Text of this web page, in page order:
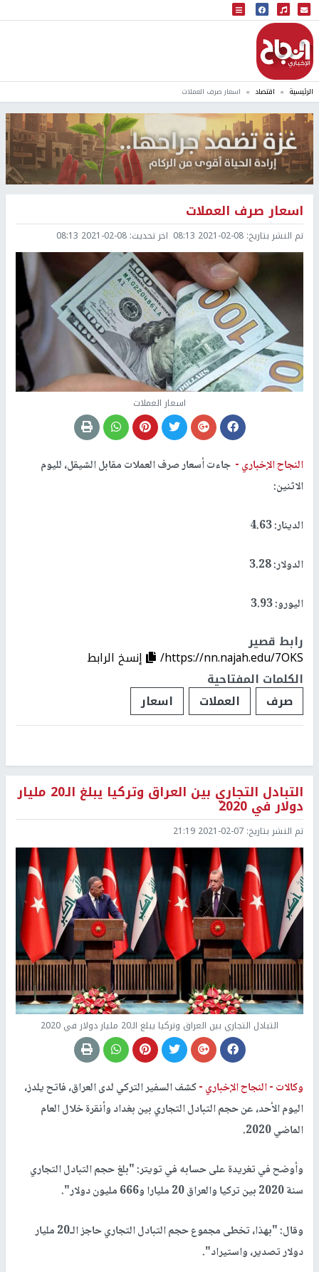
البث المباشر
إذاعة النجاح
الرئيسية اقتصاد اسعار صرف العملات
اسعار صرف العملات
تم النشر بتاريخ: 2021-02-08 08:13 اخر تحديث: 2021-02-08 08:13
اسعار العملات
النجاح الإخباري - جاءت أسعار صرف العملات مقابل الشيقل، لليوم
الاثنين:
الدينار: 4.63
الدولار: 3.28
اليورو: 3.93
رابط قصير
https://nn.najah.edu/7OKS/
إنسخ الرابط
الكلمات المفتاحية
صرف
العملات اسعار
التبادل التجاري بين العراق وتركيا يبلغ الـ20 مليار
دولار في 2020
تم النشر بتاريخ: 2021-02-07 21:19
التبادل التجاري بين العراق وتركيا يبلغ الـ20 مليار دولار في 2020
وكالات -النجاح الإخباري -كشف السفير التركي لدى العراق، فاتح يلدز،
اليوم الأحد، عن حجم التبادل التجاري بين بغداد وأنقرة خلال العام
الماضي 2020.
وأوضح في تغريدة على حسابه في تويتر: "بلغ حجم التبادل التجاري
سنة 2020 بين تركيا والعراق 20 مليارا و666 مليون دولار".
وقال: "بهذا، تخطى مجموع حجم التبادل التجاري حاجز الـ20 مليار
دولار تصدير، واستيراد".